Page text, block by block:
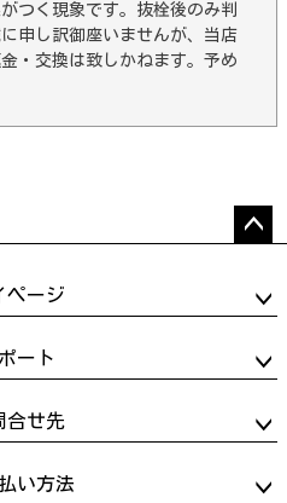
つく現象です。抜栓後のみ判
申し訳御座いませんが、当店
・交換は致しかねます。予め
ップ
ページ
ート
合せ先
い方法